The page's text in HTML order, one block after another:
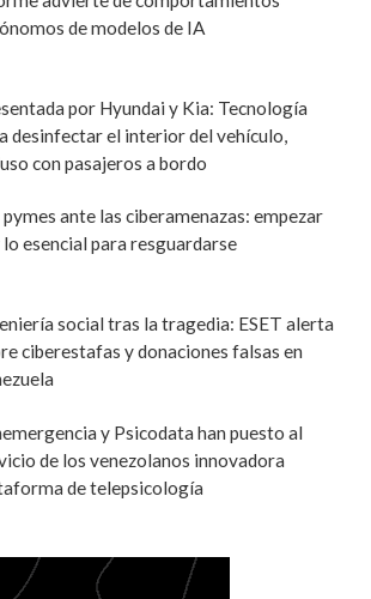
de modelos de IA
por Hyundai y Kia: Tecnología
desinfectar el interior del vehículo,
con pasajeros a bordo
pymes ante las ciberamenazas: empezar
esencial para resguardarse
social tras la tragedia: ESET alerta
ciberestafas y donaciones falsas en
y Psicodata han puesto al
de los venezolanos innovadora
de telepsicología